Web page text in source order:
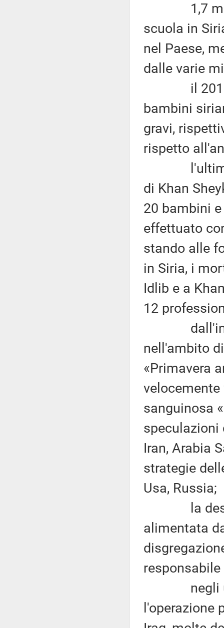
1,7
scuola in
nel Paese,
dalle varie
il 2016 è
bambini
gravi,
rispetto
l'ultimo
di Khan
20 bambini
effettuato
stando alle
in Siria, i
Idlib e a
12
dall'inizio
nell'ambito
«Primavera
sanguinosa
speculazioni
Iran, Arabia
strategie
Usa, Russia;
la
alimentata
negli
l'operazione